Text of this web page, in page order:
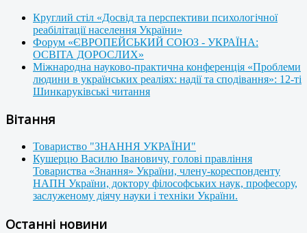
Круглий стіл «Досвід та перспективи психологічної
реабілітації населення України»
Форум «ЄВРОПЕЙСЬКИЙ СОЮЗ - УКРАЇНА:
ОСВІТА ДОРОСЛИХ»
Міжнародна науково-практична конференція «Проблеми
людини в українських реаліях: надії та сподівання»: 12-ті
Шинкаруківські читання
Вітання
Товариство "ЗНАННЯ УКРАЇНИ"
Кушерцю Василю Івановичу, голові правління
Товариства «Знання» України, члену-кореспонденту
НАПН України, доктору філософських наук, професору,
заслуженому діячу науки і техніки України.
Останні новини